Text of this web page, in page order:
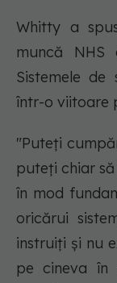
Whitty a
muncă NHS
Sistemele
într-o viitoare
"Puteți
puteți chiar
în mod
oricărui
instruiți și nu
pe cineva în